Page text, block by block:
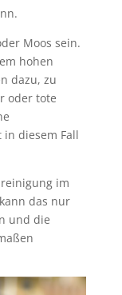
Moos sein.
hohen
dazu, zu
oder tote
in diesem Fall
im
das nur
und die